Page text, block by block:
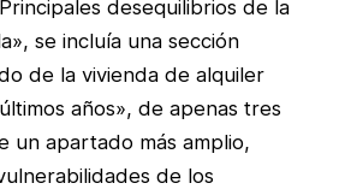
desequilibrios de la
se incluía una sección
de la vivienda de alquiler
años», de apenas tres
un apartado más amplio,
de los